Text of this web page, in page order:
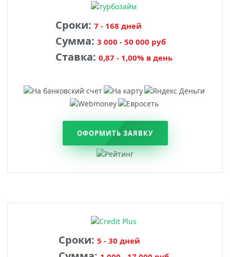
Сроки: 7 - 168 дней
Сумма: 3 000 - 50 000 руб
Ставка: 0,87 - 1,00% в день
ОФОРМИТЬ ЗАЯВКУ
Сроки: 5 - 30 дней